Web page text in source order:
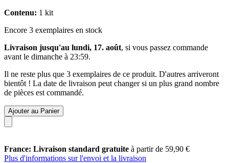
Contenu: 1 kit
Encore 3 exemplaires en stock
Livraison jusqu'au lundi, 17. août, si vous passez commande
avant le dimanche à 23:59.
Il ne reste plus que 3 exemplaires de ce produit. D'autres arriveront
bientôt ! La date de livraison peut changer si un plus grand nombre
de pièces est commandé.
Ajouter au Panier
France: Livraison standard gratuite à partir de 59,90 €
Plus d'informations sur l'envoi et la livraison